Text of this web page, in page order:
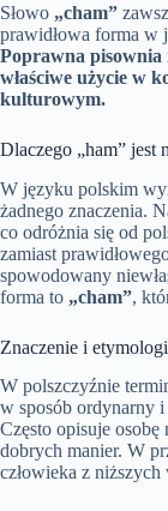
Słowo „cham”
prawidłowa forma w
Poprawna pisownia
właściwe użycie w
kulturowym.
Dlaczego „ham” jest
W języku polskim
żadnego znaczenia.
co odróżnia się od
zamiast
spowodowany
forma to „cham”,
Znaczenie i
W polszczyźnie
w sposób ordynarny
Często opisuje osobę
dobrych manier. W
człowieka z niższych